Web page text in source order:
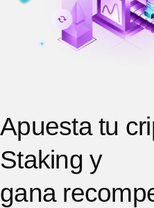
Apuesta tu
Staking y
gana